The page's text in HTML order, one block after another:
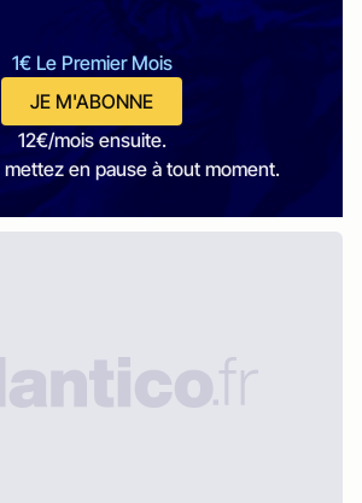
1€ Le Premier Mois
JE M'ABONNE
12€/mois ensuite.
en pause à tout moment.